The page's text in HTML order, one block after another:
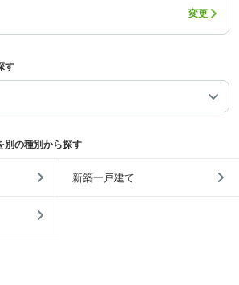
変更
す
別の種別から探す
新築一戸建て